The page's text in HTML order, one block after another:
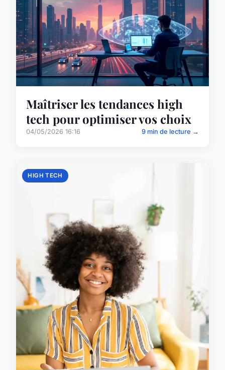
Maîtriser les tendances high
tech pour optimiser vos choix
04/05/2026 16:16 9 min de lecture →
HIGH TECH